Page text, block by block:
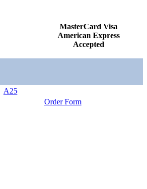
MasterCard Visa
American Express
Accepted
A25
Order Form